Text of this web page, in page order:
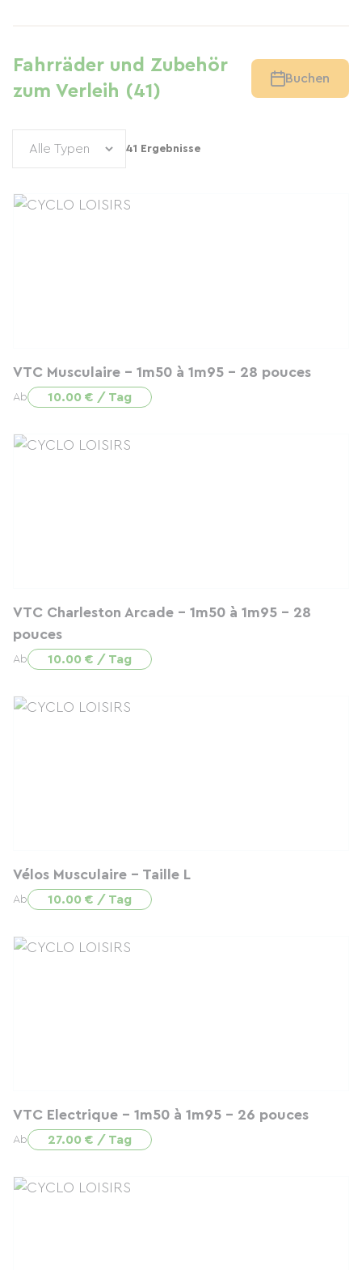
Fahrräder und Zubehör
zum Verleih (41)
Buchen
41 Ergebnisse
VTC Musculaire - 1m50 à 1m95 - 28 pouces
Ab 10.00 € / Tag
VTC Charleston Arcade - 1m50 à 1m95 - 28
pouces
Ab 10.00 € / Tag
Vélos Musculaire - Taille L
Ab 10.00 € / Tag
VTC Electrique - 1m50 à 1m95 - 26 pouces
Ab 27.00 € / Tag